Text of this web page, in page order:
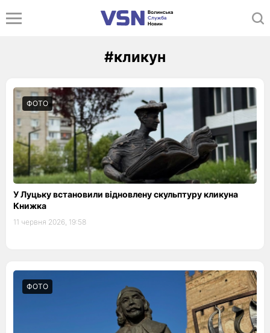
#кликун
ФОТО
У Луцьку встановили відновлену скульптуру кликуна
Книжка
11 червня 2026, 19:58
ФОТО